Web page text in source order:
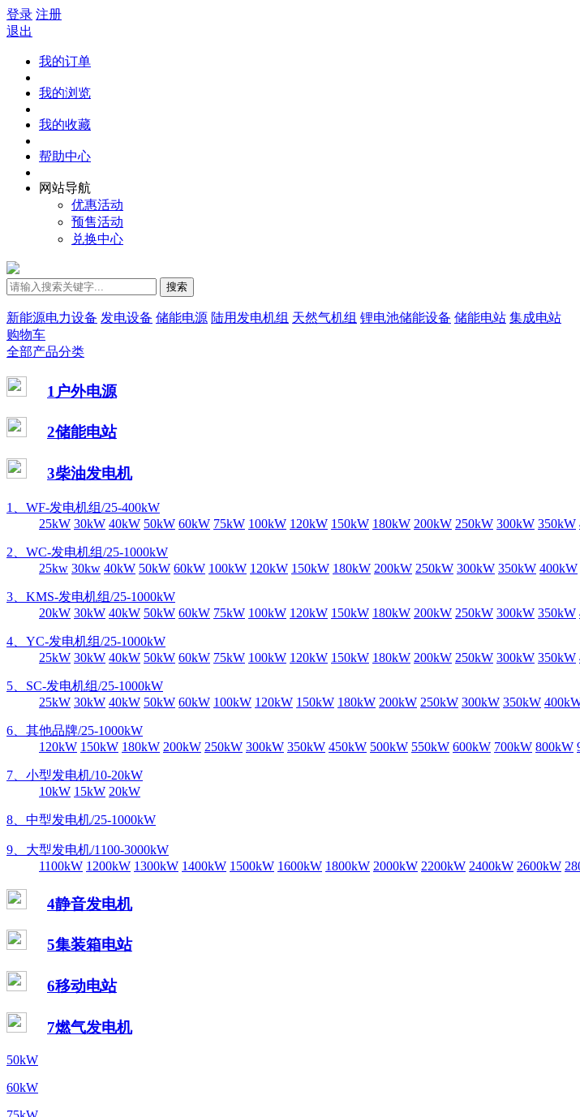
登录 注册
退出
我的订单
我的浏览
我的收藏
帮助中心
网站导航
优惠活动
预售活动
兑换中心
搜索
新能源电力设备 发电设备 储能电源 陆用发电机组 天然气机组 锂电池储能设备 储能电站 集成电站
购物车
全部产品分类
1户外电源
2储能电站
3柴油发电机
1、WF-发电机组/25-400kW
25kW 30kW 40kW 50kW 60kW 75kW 100kW 120kW 150kW 180kW 200kW 250kW 300kW 350kW
2、WC-发电机组/25-1000kW
25kw 30kw 40kW 50kW 60kW 100kW 120kW 150kW 180kW 200kW 250kW 300kW 350kW 400kW
3、KMS-发电机组/25-1000kW
20kW 30kW 40kW 50kW 60kW 75kW 100kW 120kW 150kW 180kW 200kW 250kW 300kW 350kW
4、YC-发电机组/25-1000kW
25kW 30kW 40kW 50kW 60kW 75kW 100kW 120kW 150kW 180kW 200kW 250kW 300kW 350kW
5、SC-发电机组/25-1000kW
25kW 30kW 40kW 50kW 60kW 100kW 120kW 150kW 180kW 200kW 250kW 300kW 350kW
6、其他品牌/25-1000kW
120kW 150kW 180kW 200kW 250kW 300kW 350kW 450kW 500kW 550kW 600kW 700kW 800kW
7、小型发电机/10-20kW
10kW 15kW 20kW
8、中型发电机/25-1000kW
9、大型发电机/1100-3000kW
1100kW 1200kW 1300kW 1400kW 1500kW 1600kW 1800kW 2000kW 2200kW 2400kW 2600kW
4静音发电机
5集装箱电站
6移动电站
7燃气发电机
50kW
60kW